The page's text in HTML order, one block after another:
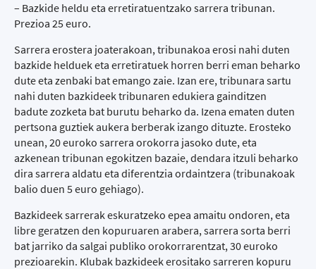
– Bazkide heldu eta erretiratuentzako sarrera tribunan.
Prezioa 25 euro.
Sarrera erostera joaterakoan, tribunakoa erosi nahi duten
bazkide helduek eta erretiratuek horren berri eman beharko
dute eta zenbaki bat emango zaie. Izan ere, tribunara sartu
nahi duten bazkideek tribunaren edukiera gainditzen
badute zozketa bat burutu beharko da. Izena ematen duten
pertsona guztiek aukera berberak izango dituzte. Erosteko
unean, 20 euroko sarrera orokorra jasoko dute, eta
azkenean tribunan egokitzen bazaie, dendara itzuli beharko
dira sarrera aldatu eta diferentzia ordaintzera (tribunakoak
balio duen 5 euro gehiago).
Bazkideek sarrerak eskuratzeko epea amaitu ondoren, eta
libre geratzen den kopuruaren arabera, sarrera sorta berri
bat jarriko da salgai publiko orokorrarentzat, 30 euroko
prezioarekin. Klubak bazkideek erositako sarreren kopuru